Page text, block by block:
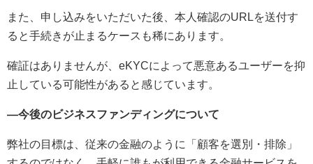
また、申し込みをいただいた後、本人確認のURLを送付す
ると手続きが止まるケースも稀にあります。
確証はありませんが、eKYCによって悪意あるユーザーを抑
止している可能性があると感じています。
—今後のビジネスファンディングについて
弊社の目標は、従来の金融のように「顧客を選別・排除」